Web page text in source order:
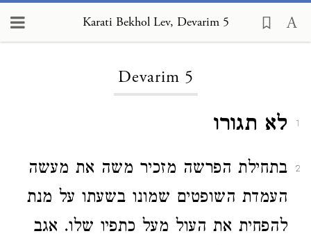
Karati Bekhol Lev, Devarim 5
Devarim 5
1 לא תגורו
2
בתחילת הפרשה מזכיר משה את מעשה
העמדת השופטים שמונו בשעתו על מנת
להפחית את העול מעל כתפיו שלו. אגב